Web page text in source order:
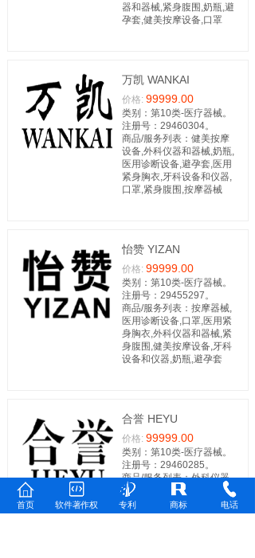
器和器械,紧身腹围,奶瓶,避
孕套,健美按摩设备,口罩
万凯 WANKAI
价格: 99999.00
类别：第10类-医疗器械。
注册号：29460304。
商品/服务列表：健美按摩
设备,外科仪器和器械,奶瓶,
医用诊断设备,避孕套,医用
紧身胸衣,牙科设备和仪器,
口罩,紧身腹围,按摩器械
怡赞 YIZAN
价格: 99999.00
类别：第10类-医疗器械。
注册号：29455297。
商品/服务列表：按摩器械,
医用诊断设备,口罩,医用紧
身胸衣,外科仪器和器械,紧
身腹围,健美按摩设备,牙科
设备和仪器,奶瓶,避孕套
合誉 HEYU
价格: 99999.00
类别：第10类-医疗器械。
注册号：29460285。
商品/服务列表：外科仪器
和器械,医用紧身胸衣,按摩
器械,口罩,避孕套,医用诊断
设备,健美按摩设备,牙科设
首页 软件著作权 专利 商标 电话